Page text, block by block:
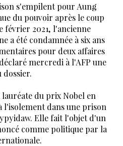
s'empilent pour Aung
du pouvoir après le coup
février 2021, l'ancienne
a été condamnée à six ans
pour deux affaires
mercredi à l'AFP une
dossier.
lauréate du prix Nobel en
l'isolement dans une prison
Elle fait l'objet d'un
comme politique par la